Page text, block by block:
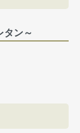
タン～